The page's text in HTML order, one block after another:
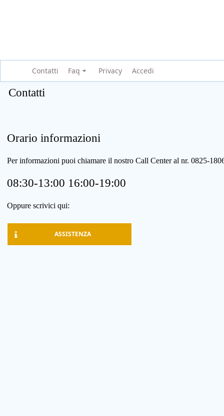
Contatti Faq Privacy Accedi
Contatti
Orario informazioni
Per informazioni puoi chiamare il nostro Call Center al nr. 0825-
08:30-13:00 16:00-19:00
Oppure scrivici qui:
ASSISTENZA